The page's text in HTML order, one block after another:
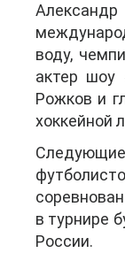
воду,
актер шоу
Рожков и
хоккейной
в турнире
России.